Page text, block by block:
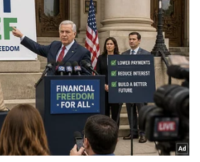
Ô tô - Xe máy
Ô tô
Xe máy
Tư vấn